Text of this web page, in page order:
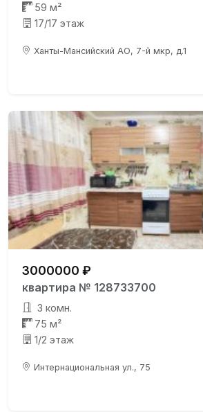
59 м²
17/17 этаж
Ханты-Мансийский АО, 7-й мкр, д.1
3000000 ₽
квартира № 128733700
3 комн.
75 м²
1/2 этаж
Интернациональная ул., 75